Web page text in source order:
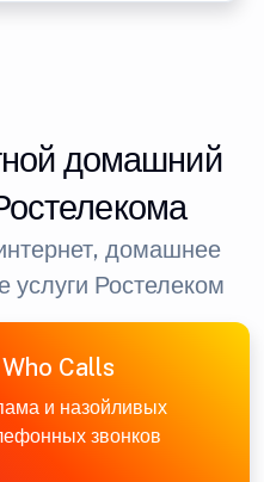
домашний
домашнее
услуги Ростелеком
Calls
и назойливых
звонков